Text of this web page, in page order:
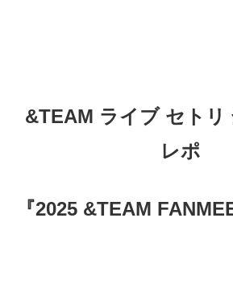
&TEAM ライブ セトリ
レポ
『2025 &TEAM